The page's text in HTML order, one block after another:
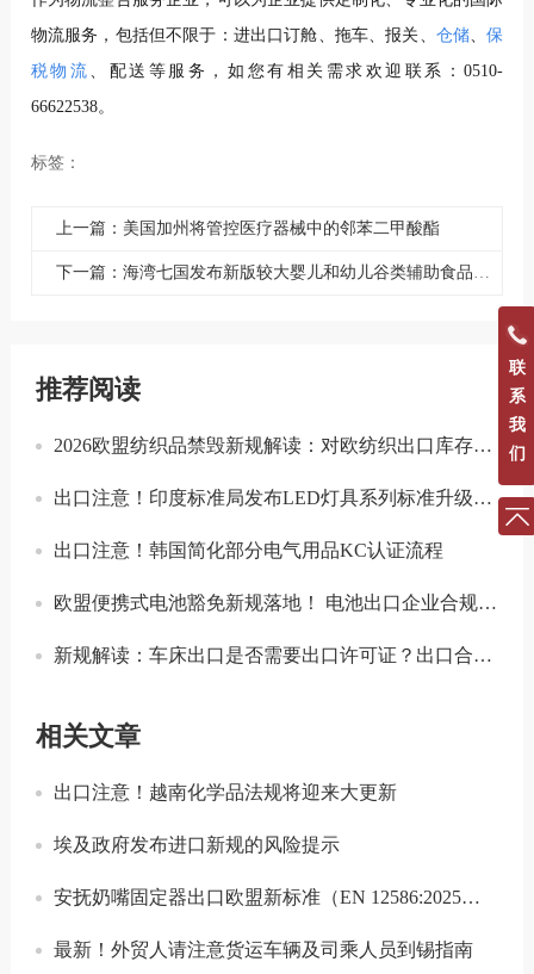
物流服务，包括但不限于：进出口订舱、拖车、报关、 仓储 、保
税物流
、配送等服务，如您有相关需求欢迎联系：0510-
66622538。
标签：
上一篇：美国加州将管控医疗器械中的邻苯二甲酸酯
推荐阅读
2026欧盟纺织品禁毁新规解读：对欧纺织出口库存合规与溯源指南
出口注意！印度标准局发布LED灯具系列标准升级实施指南
出口注意！韩国简化部分电气用品KC认证流程
欧盟便携式电池豁免新规落地！ 电池出口企业合规要点解读
新规解读：车床出口是否需要出口许可证？出口合规注意事项
相关文章
出口注意！越南化学品法规将迎来大更新
埃及政府发布进口新规的风险提示
安抚奶嘴固定器出口欧盟新标准（EN 12586:2025）解析
最新！外贸人请注意货运车辆及司乘人员到锡指南
联
系
我
们